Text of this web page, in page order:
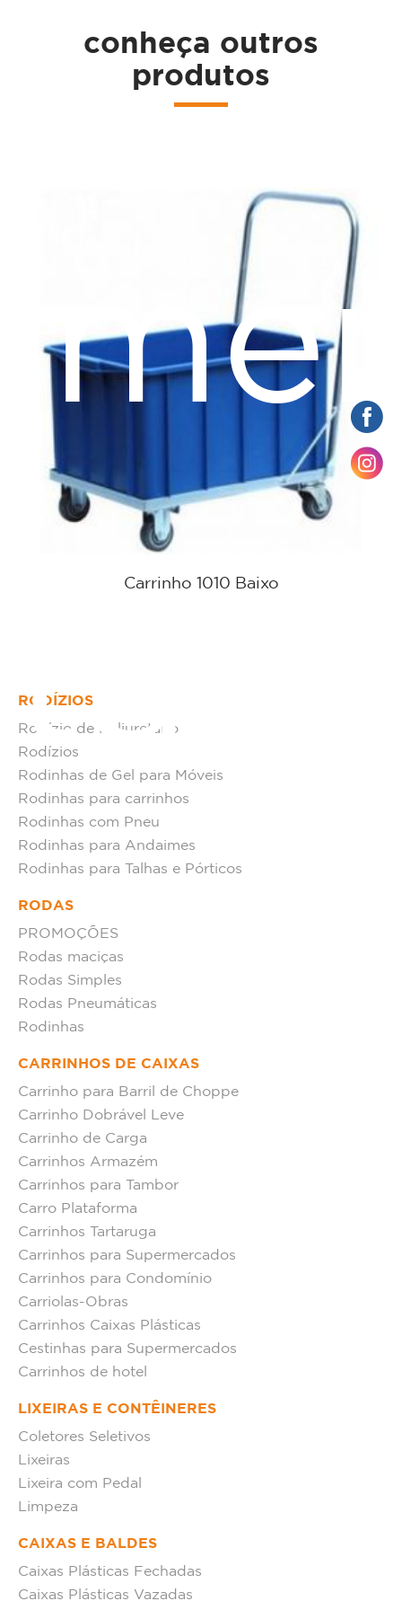
conheça outros
produtos
Carrinho 1010 Baixo
RODÍZIOS
Rodízio de Poliuretano
Rodízios
Rodinhas de Gel para Móveis
Rodinhas para carrinhos
Rodinhas com Pneu
Rodinhas para Andaimes
Rodinhas para Talhas e Pórticos
RODAS
PROMOÇÕES
Rodas maciças
Rodas Simples
Rodas Pneumáticas
Rodinhas
CARRINHOS DE CAIXAS
Carrinho para Barril de Choppe
Carrinho Dobrável Leve
Carrinho de Carga
Carrinhos Armazém
Carrinhos para Tambor
Carro Plataforma
Carrinhos Tartaruga
Carrinhos para Supermercados
Carrinhos para Condomínio
Carriolas-Obras
Carrinhos Caixas Plásticas
Cestinhas para Supermercados
Carrinhos de hotel
LIXEIRAS E CONTÊINERES
Coletores Seletivos
Lixeiras
Lixeira com Pedal
Limpeza
CAIXAS E BALDES
Caixas Plásticas Fechadas
Caixas Plásticas Vazadas